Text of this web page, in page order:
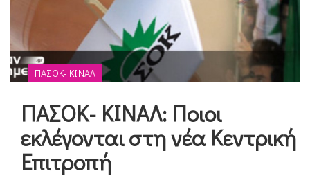
ΠΑΣΟΚ- ΚΙΝΑΛ
ΠΑΣΟΚ- ΚΙΝΑΛ: Ποιοι
εκλέγονται στη νέα Κεντρική
Επιτροπή